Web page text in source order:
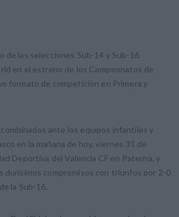
de las selecciones Sub-14 y Sub-16
en el estreno de los Campeonatos de
formato de competición en Primera y
ante los equipos infantiles y
en la mañana de hoy, viernes 31 de
Deportiva del Valencia CF en Paterna, y
durísimos compromisos con triunfos por 2-0
la Sub-16.